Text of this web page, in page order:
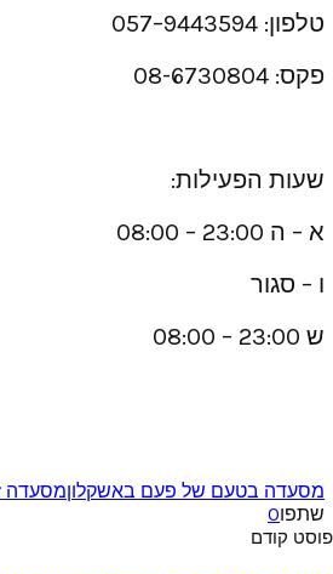
טלפון: 9443594–057
פקס: 08-6730804
שעות הפעילות:
א – ה 23:00 – 08:00
ו – סגור
ש 23:00 – 08:00
מסעדה בטעם של פעם באשקלוןמסעדה
שתפו0
פוסט קודם